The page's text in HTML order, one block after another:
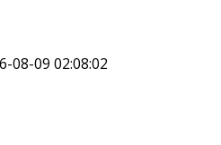
08-09 02:08:02